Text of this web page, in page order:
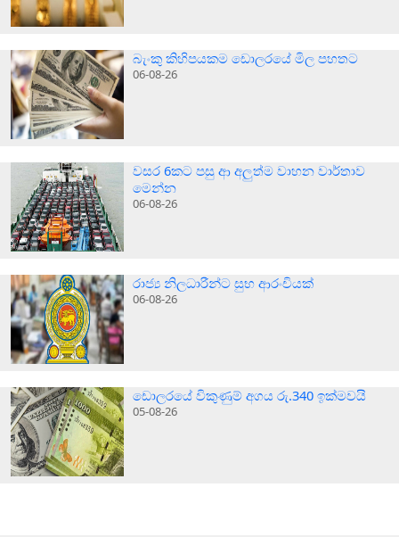
බැංකු කිහිපයකම ඩොලරයේ මිල පහතට
06-08-26
වසර 6කට පසු ආ අලුත්ම වාහන වාර්තාව
මෙන්න
06-08-26
රාජ්‍ය නිලධාරීන්ට සුභ ආරංචියක්
06-08-26
ඩොලරයේ විකුණුම් අගය රු.340 ඉක්මවයි
05-08-26